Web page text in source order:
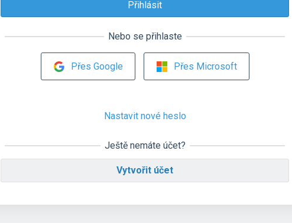
Nebo se přihlaste
Přes Google Přes Microsoft
Nastavit nové heslo
Ještě nemáte účet?
Vytvořit účet